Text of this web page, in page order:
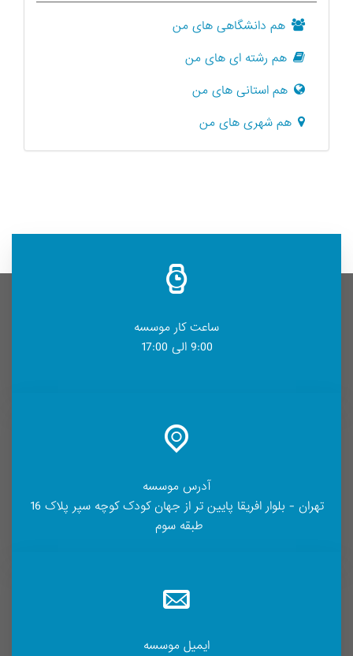
هم دانشگاهی های من
هم رشته ای های من
هم استانی های من
هم شهری های من
ساعت کار موسسه
9:00 الی 17:00
آدرس موسسه
تهران - بلوار افریقا پایین تر از جهان کودک کوچه سپر پلاک 16
طبقه سوم
ایمیل موسسه